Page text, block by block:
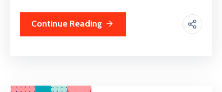
Continue Reading